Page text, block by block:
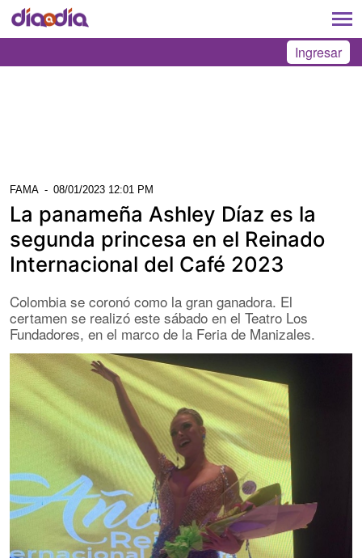
Ingresar
FAMA - 08/01/2023 12:01 PM
La panameña Ashley Díaz es la
segunda princesa en el Reinado
Internacional del Café 2023
Colombia se coronó como la gran ganadora. El
certamen se realizó este sábado en el Teatro Los
Fundadores, en el marco de la Feria de Manizales.